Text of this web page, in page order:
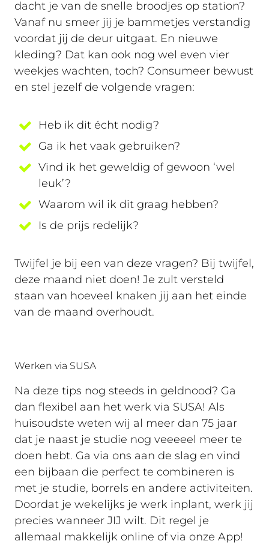
dacht je van de snelle broodjes op station?
Vanaf nu smeer jij je bammetjes verstandig
voordat jij de deur uitgaat. En nieuwe
kleding? Dat kan ook nog wel even vier
weekjes wachten, toch? Consumeer bewust
en stel jezelf de volgende vragen:
Heb ik dit écht nodig?
Ga ik het vaak gebruiken?
Vind ik het geweldig of gewoon ‘wel
leuk’?
Waarom wil ik dit graag hebben?
Is de prijs redelijk?
Twijfel je bij een van deze vragen? Bij twijfel,
deze maand niet doen! Je zult versteld
staan van hoeveel knaken jij aan het einde
van de maand overhoudt.
Werken via SUSA
Na deze tips nog steeds in geldnood? Ga
dan flexibel aan het werk via SUSA! Als
huisoudste weten wij al meer dan 75 jaar
dat je naast je studie nog veeeeel meer te
doen hebt. Ga via ons aan de slag en vind
een bijbaan die perfect te combineren is
met je studie, borrels en andere activiteiten.
Doordat je wekelijks je werk inplant, werk jij
precies wanneer JIJ wilt. Dit regel je
allemaal makkelijk online of via onze App!